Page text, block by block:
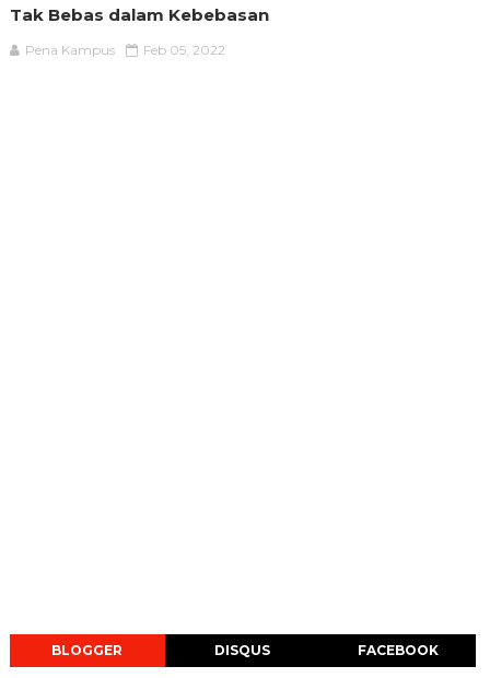
Tak Bebas dalam Kebebasan
Pena Kampus Feb 05, 2022
BLOGGER DISQUS FACEBOOK